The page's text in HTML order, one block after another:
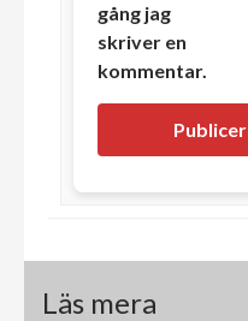
gång jag
skriver en
kommentar.
Läs mera